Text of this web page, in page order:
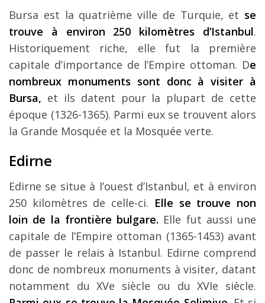
Bursa est la quatrième ville de Turquie, et se
trouve à environ 250 kilomètres d’Istanbul.
Historiquement riche, elle fut la première
capitale d’importance de l’Empire ottoman. De
nombreux monuments sont donc à visiter à
Bursa, et ils datent pour la plupart de cette
époque (1326-1365). Parmi eux se trouvent alors
la Grande Mosquée et la Mosquée verte.
Edirne
Edirne se situe à l’ouest d’Istanbul, et à environ
250 kilomètres de celle-ci. Elle se trouve non
loin de la frontière bulgare. Elle fut aussi une
capitale de l’Empire ottoman (1365-1453) avant
de passer le relais à Istanbul. Edirne comprend
donc de nombreux monuments à visiter, datant
notamment du XVe siècle ou du XVIe siècle.